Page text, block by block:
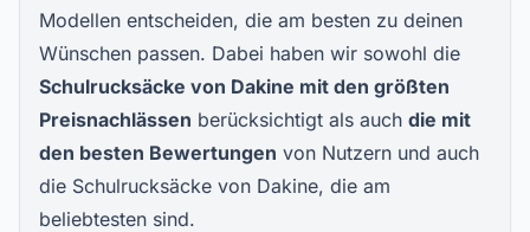
Modellen entscheiden, die am besten zu deinen
Wünschen passen. Dabei haben wir sowohl die
Schulrucksäcke von Dakine mit den größten
Preisnachlässen berücksichtigt als auch die mit
den besten Bewertungen von Nutzern und auch
die Schulrucksäcke von Dakine, die am
beliebtesten sind.